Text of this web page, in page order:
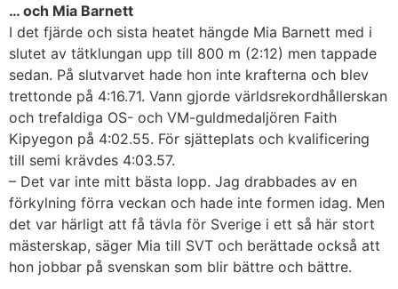
… och Mia Barnett
I det fjärde och sista heatet hängde Mia Barnett med i
slutet av tätklungan upp till 800 m (2:12) men tappade
sedan. På slutvarvet hade hon inte krafterna och blev
trettonde på 4:16.71. Vann gjorde världsrekordhållerskan
och trefaldiga OS- och VM-guldmedaljören Faith
Kipyegon på 4:02.55. För sjätteplats och kvalificering
till semi krävdes 4:03.57.
– Det var inte mitt bästa lopp. Jag drabbades av en
förkylning förra veckan och hade inte formen idag. Men
det var härligt att få tävla för Sverige i ett så här stort
mästerskap, säger Mia till SVT och berättade också att
hon jobbar på svenskan som blir bättre och bättre.